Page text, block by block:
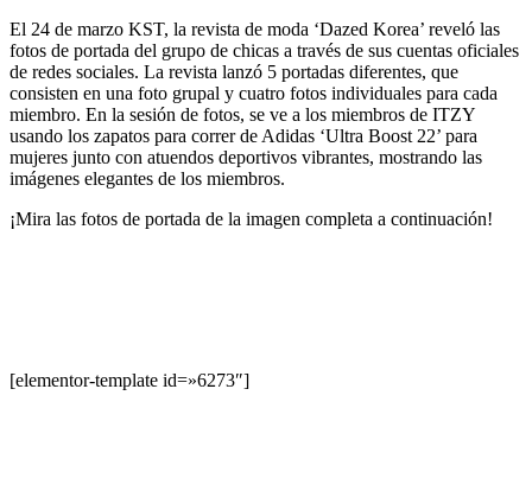
El 24 de marzo KST, la revista de moda ‘Dazed Korea’ reveló las
fotos de portada del grupo de chicas a través de sus cuentas oficiales
de redes sociales. La revista lanzó 5 portadas diferentes, que
consisten en una foto grupal y cuatro fotos individuales para cada
miembro. En la sesión de fotos, se ve a los miembros de ITZY
usando los zapatos para correr de Adidas ‘Ultra Boost 22’ para
mujeres junto con atuendos deportivos vibrantes, mostrando las
imágenes elegantes de los miembros.
¡Mira las fotos de portada de la imagen completa a continuación!
[elementor-template id=»6273″]